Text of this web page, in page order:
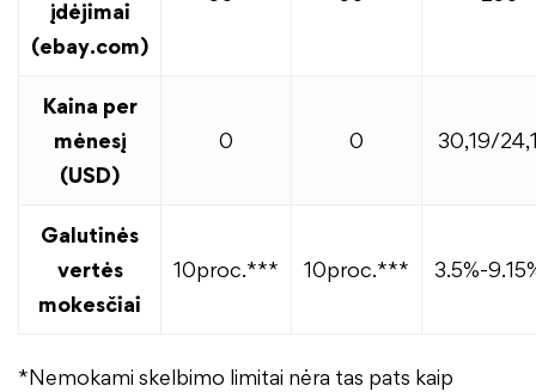
įdėjimai
(ebay.com)
Kaina per
mėnesį
(USD)
0 0 30,19/
Galutinės
vertės
mokesčiai
10proc.*** 10proc.*** 3.5%-
*Nemokami skelbimo limitai nėra tas pats kaip